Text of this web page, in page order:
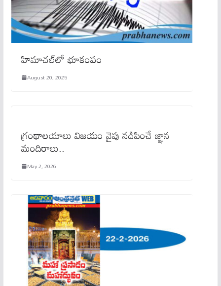
హిమాచల్‌లో భూకంపం
August 20, 2025
గ్రంథాలయాలు విజయం వైపు నడిపించే జ్ఞాన
మందిరాలు..
May 2, 2026